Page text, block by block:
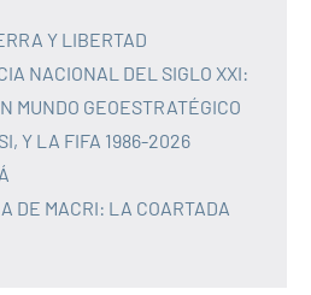
Y LIBERTAD
NACIONAL DEL SIGLO XXI:
MUNDO GEOESTRATÉGICO
Y LA FIFA 1986-2026
DE MACRI: LA COARTADA